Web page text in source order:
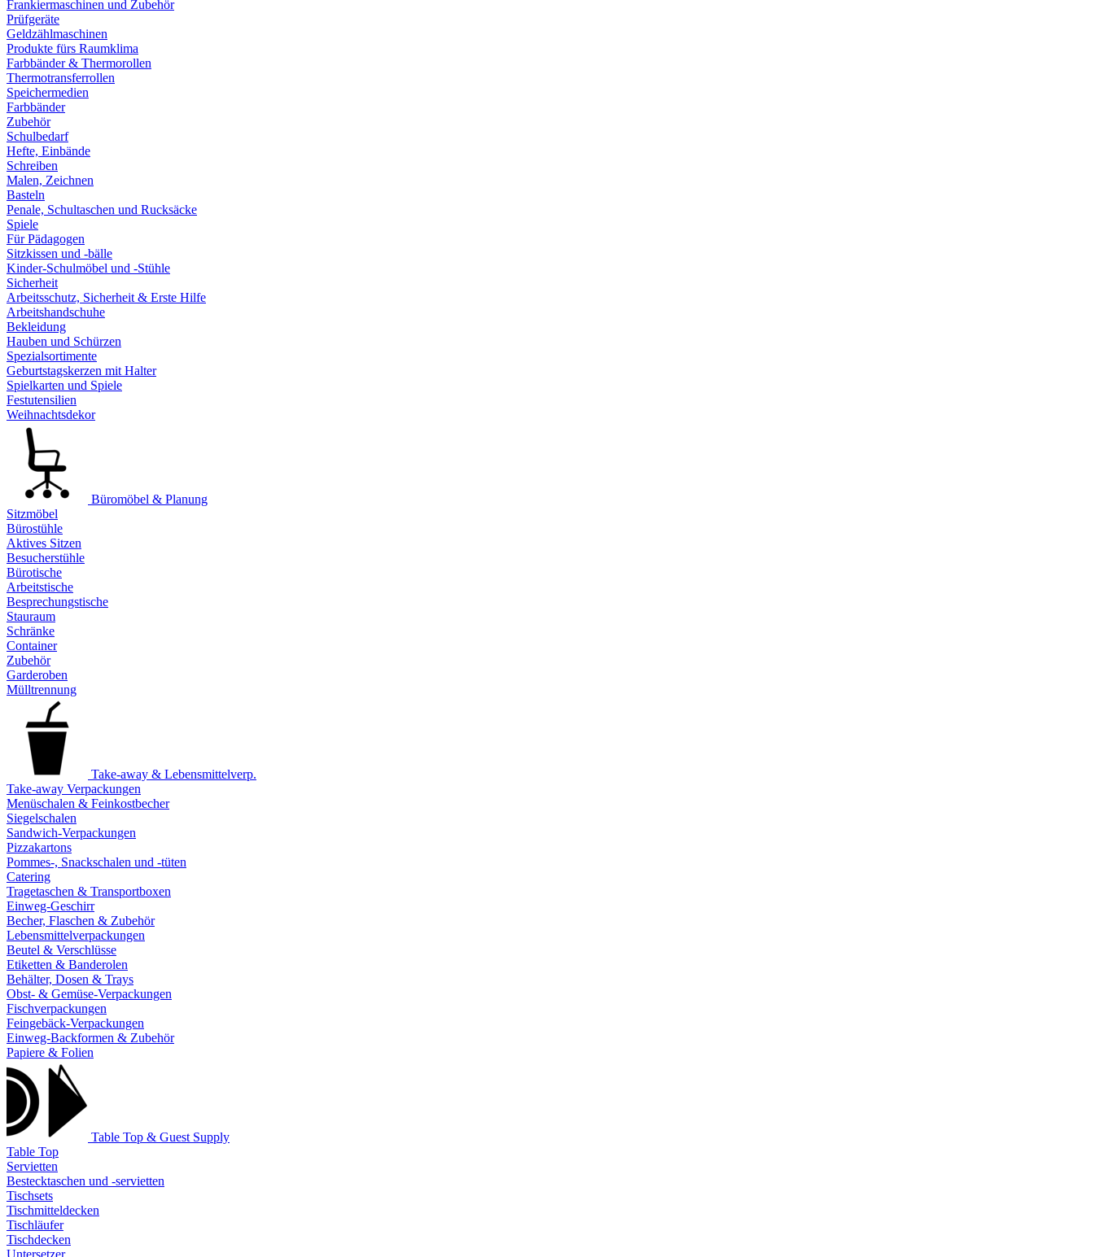
Frankiermaschinen und Zubehör
Prüfgeräte
Geldzählmaschinen
Produkte fürs Raumklima
Farbbänder & Thermorollen
Thermotransferrollen
Speichermedien
Farbbänder
Zubehör
Schulbedarf
Hefte, Einbände
Schreiben
Malen, Zeichnen
Basteln
Penale, Schultaschen und Rucksäcke
Spiele
Für Pädagogen
Sitzkissen und -bälle
Kinder-Schulmöbel und -Stühle
Sicherheit
Arbeitsschutz, Sicherheit & Erste Hilfe
Arbeitshandschuhe
Bekleidung
Hauben und Schürzen
Spezialsortimente
Geburtstagskerzen mit Halter
Spielkarten und Spiele
Festutensilien
Weihnachtsdekor
Büromöbel & Planung
Sitzmöbel
Bürostühle
Aktives Sitzen
Besucherstühle
Bürotische
Arbeitstische
Besprechungstische
Stauraum
Schränke
Container
Zubehör
Garderoben
Mülltrennung
Take-away & Lebensmittelverp.
Take-away Verpackungen
Menüschalen & Feinkostbecher
Siegelschalen
Sandwich-Verpackungen
Pizzakartons
Pommes-, Snackschalen und -tüten
Catering
Tragetaschen & Transportboxen
Einweg-Geschirr
Becher, Flaschen & Zubehör
Lebensmittelverpackungen
Beutel & Verschlüsse
Etiketten & Banderolen
Behälter, Dosen & Trays
Obst- & Gemüse-Verpackungen
Fischverpackungen
Feingebäck-Verpackungen
Einweg-Backformen & Zubehör
Papiere & Folien
Table Top & Guest Supply
Table Top
Servietten
Bestecktaschen und -servietten
Tischsets
Tischmitteldecken
Tischläufer
Tischdecken